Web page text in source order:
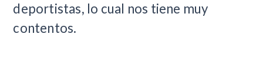
deportistas, lo cual nos tiene muy
contentos.